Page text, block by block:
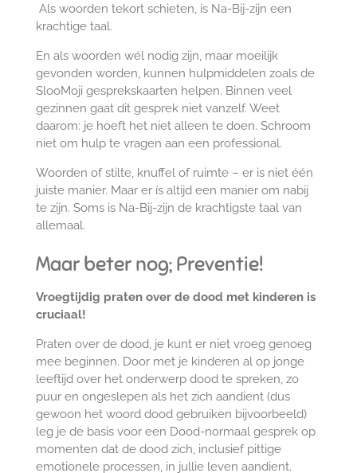
Als woorden tekort schieten, is Na-Bij-zijn een
krachtige taal.
En als woorden wél nodig zijn, maar moeilijk
gevonden worden, kunnen hulpmiddelen zoals de
SlooMoji gesprekskaarten helpen. Binnen veel
gezinnen gaat dit gesprek niet vanzelf. Weet
daarom: je hoeft het niet alleen te doen. Schroom
niet om hulp te vragen aan een professional.
Woorden of stilte, knuffel of ruimte – er is niet één
juiste manier. Maar er ís altijd een manier om nabij
te zijn. Soms is Na-Bij-zijn de krachtigste taal van
allemaal.
Maar beter nog; Preventie!
Vroegtijdig praten over de dood met kinderen is
cruciaal!
Praten over de dood, je kunt er niet vroeg genoeg
mee beginnen. Door met je kinderen al op jonge
leeftijd over het onderwerp dood te spreken, zo
puur en ongeslepen als het zich aandient (dus
gewoon het woord dood gebruiken bijvoorbeeld)
leg je de basis voor een Dood-normaal gesprek op
momenten dat de dood zich, inclusief pittige
emotionele processen, in jullie leven aandient.